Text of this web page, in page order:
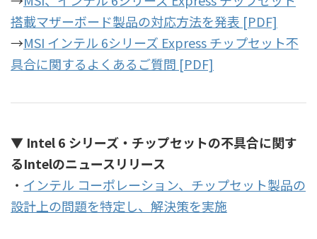
搭載マザーボード製品の対応方法を発表 [PDF]
→MSI インテル 6シリーズ Express チップセット不
具合に関するよくあるご質問 [PDF]
▼ Intel 6 シリーズ・チップセットの不具合に関す
るIntelのニュースリリース
・ インテル コーポレーション、チップセット製品の
設計上の問題を特定し、解決策を実施